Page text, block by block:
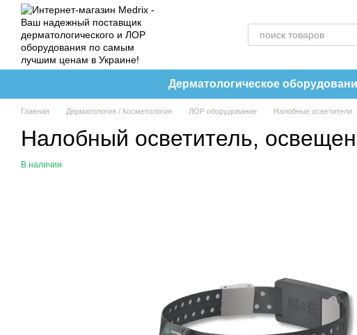
Перейти к основному контенту
Дерматологическое
Главная Дерматология / Косметология ЛОР оборудование Налобные осветители
Налобный осветитель,
В наличии